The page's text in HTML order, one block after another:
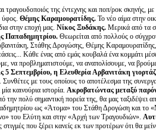
τραγουδοποιός της έντεχνης και ποπ/ροκ σκηνής,
ύφος. Θέμης Καραμουρατίδης. Το νέο αίμα στην
στην εποχή μας. Νίκος Ξυδάκης. Μερικά από τα
Παπαδημητρίου. Θεωρείται από πολλούς ο
Στάθης Δρογώσης, Θέμης
Κάθε ένας από εμάς κουβαλά ένα κομμάτι
να προβληματιστούμε, να αναπολίσουμε, να
5 Σεπτεμβρίου, η Ελευθερία Αρβανιτάκη
με τους οποίους το αποτέλεσμα της
καινούρια ιστορία. Ακροβατώντας μεταξύ
την πολύ σημαντική πορεία της, θα μας
ως «Άτομα» του Στάθη Δρογώση και το
του Ελύτη και στην «Αρχή των Τραγουδιών».
στιγμές που ξέρει κανείς εκ των προτέρων ότι θα